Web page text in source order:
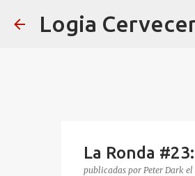
Logia
La Ronda
publicadas por Peter Dark el